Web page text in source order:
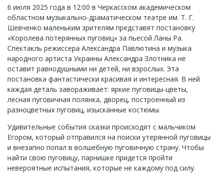
6 июля 2025 года в 12:00 в Черкасском академическом
областном музыкально-драматическом театре им. Т. Г.
Шевченко маленьким зрителям представят постановку
«Королева потерянных пуговиц» за пьесой Ланы Ра.
Спектакль режиссера Александра Павлютина и музыка
народного артиста Украины Александра Злотника не
оставит равнодушными ни детей, ни взрослых. Эта
постановка фантастически красивая и интересная. В ней
каждая деталь завораживает: яркие пуговицы-цветы,
лесная пуговичная полянка, дворец, построенный из
разноцветных пуговиц, изысканные костюмы.
Удивительные события сказки происходят с мальчиком
Егором, который отправился на поиски утерянной пуговицы
и внезапно попал в волшебную пуговичную страну. Чтобы
найти свою пуговицу, парнишке придется пройти
невероятные испытания, которые не каждому под силу.